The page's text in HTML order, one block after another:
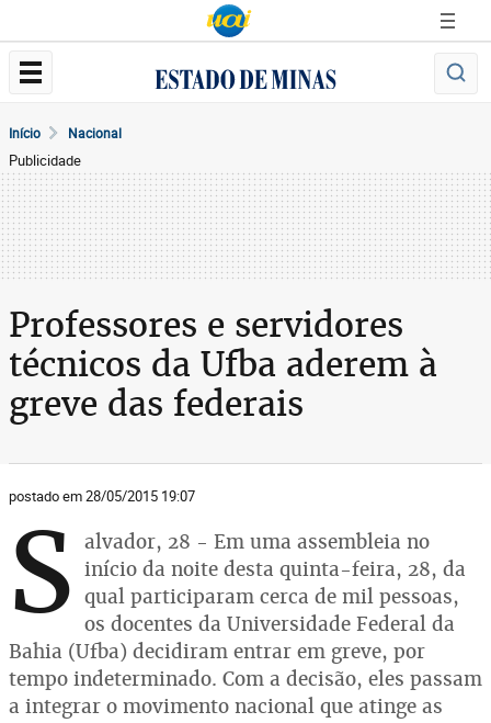
Início Nacional
Publicidade
Professores e servidores
técnicos da Ufba aderem à
greve das federais
postado em 28/05/2015 19:07
S alvador, 28 - Em uma assembleia no
início da noite desta quinta-feira, 28, da
qual participaram cerca de mil pessoas,
os docentes da Universidade Federal da
Bahia (Ufba) decidiram entrar em greve, por
tempo indeterminado. Com a decisão, eles passam
a integrar o movimento nacional que atinge as